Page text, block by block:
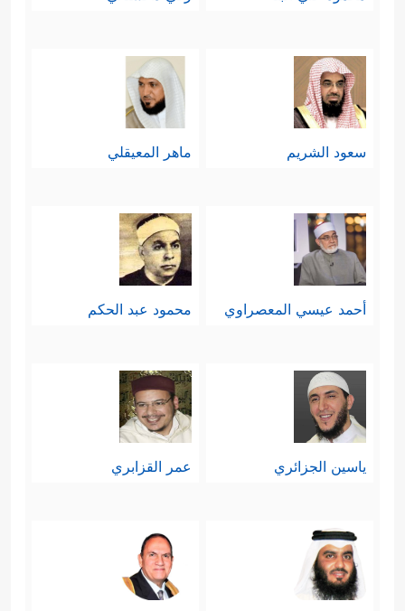
سعود الشريم ماهر المعيقلي
أحمد عيسي المعصراوي محمود عبد الحكم
ياسين الجزائري عمر القزابري